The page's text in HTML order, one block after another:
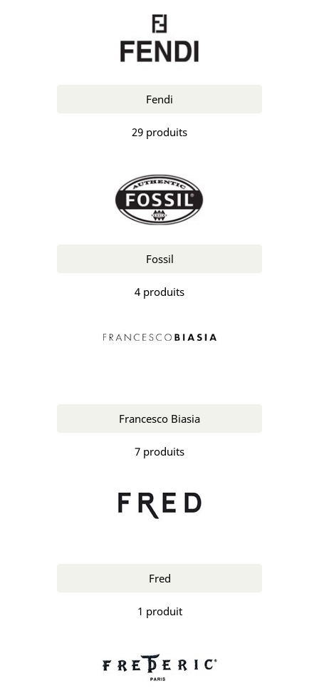
Fendi
29 produits
Fossil
4 produits
Francesco Biasia
7 produits
Fred
1 produit